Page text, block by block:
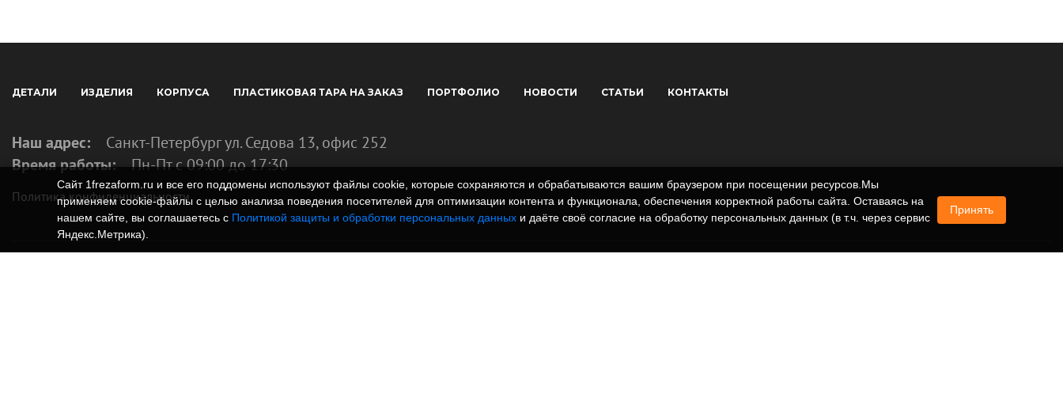
ДЕТАЛИ ИЗДЕЛИЯ КОРПУСА ПЛАСТИКОВАЯ ТАРА НА ЗАКАЗ ПОРТФОЛИО НОВОСТИ СТАТЬИ КОНТАКТЫ
Наш адрес:
Санкт-Петербург ул. Седова 13, офис 252
Время работы: Пн-Пт с 09:00 до 17:30
Политика конфиденциальности
Сайт 1frezaform.ru и все его поддомены используют файлы cookie, которые сохраняются и обрабатываются вашим браузером при посещении ресурсов.Мы
применяем cookie‑файлы с целью анализа поведения посетителей для оптимизации контента и функционала, обеспечения корректной работы сайта. Оставаясь на
нашем сайте, вы соглашаетесь с Политикой защиты и обработки персональных данных и даёте своё согласие на обработку персональных данных (в т.ч. через сервис
Яндекс.Метрика).
Принять